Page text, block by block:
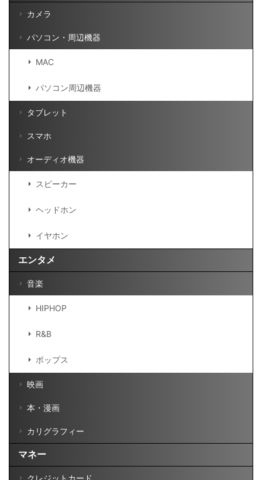
カメラ
パソコン・周辺機器
MAC
パソコン周辺機器
タブレット
スマホ
オーディオ機器
スピーカー
ヘッドホン
イヤホン
エンタメ
音楽
HIPHOP
R&B
ポップス
映画
本・漫画
カリグラフィー
マネー